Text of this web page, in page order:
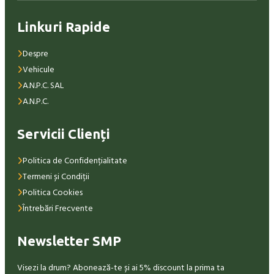
Linkuri Rapide
Despre
Vehicule
A.N.P.C. SAL
A.N.P.C.
Servicii Clienți
Politica de Confidențialitate
Termeni și Condiții
Politica Cookies
Întrebări Frecvente
Newsletter SMP
Visezi la drum? Abonează-te și ai 5% discount la prima ta